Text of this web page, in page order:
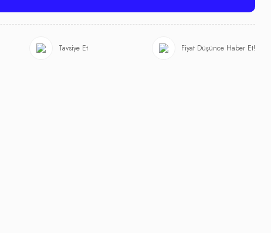
Tavsiye Et Fiyat Düşünce Haber Et!